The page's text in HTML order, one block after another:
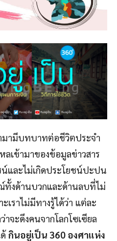
มามีบทบาทต่อชีวิตประจำ
ลเข้ามาของข้อมูลข่าวสาร
และไม่เกิดประโยชน์ปะปน
ทั้งด้านบวกและด้านลบที่ไม่
เราไม่มีทางรู้ได้ว่า แต่ละ
จะดึงคนจากโลกโซเซียล
กินอยู่เป็น 360 องศาแห่ง